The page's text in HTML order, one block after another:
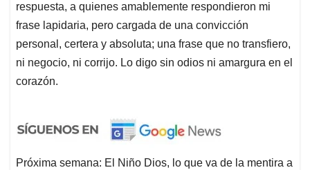
respuesta, a quienes amablemente respondieron mi
frase lapidaria, pero cargada de una convicción
personal, certera y absoluta; una frase que no transfiero,
ni negocio, ni corrijo. Lo digo sin odios ni amargura en el
corazón.
Próxima semana: El Niño Dios, lo que va de la mentira a